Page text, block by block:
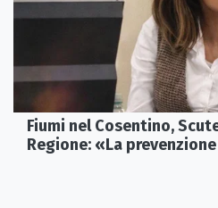
Fiumi nel Cosentino,
Regione: «La